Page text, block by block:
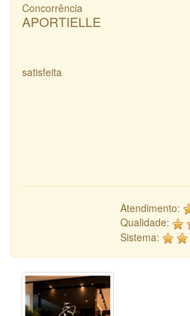
Concorrência
APORTIELLE
satisfeita
Atendimento:
Qualidade:
Sistema: